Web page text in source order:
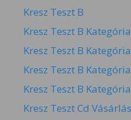
Kresz Teszt B
Kresz Teszt B Kategória
Kresz Teszt B
Kresz Teszt B
Kresz Teszt B
Kresz Teszt Cd Vásárlás